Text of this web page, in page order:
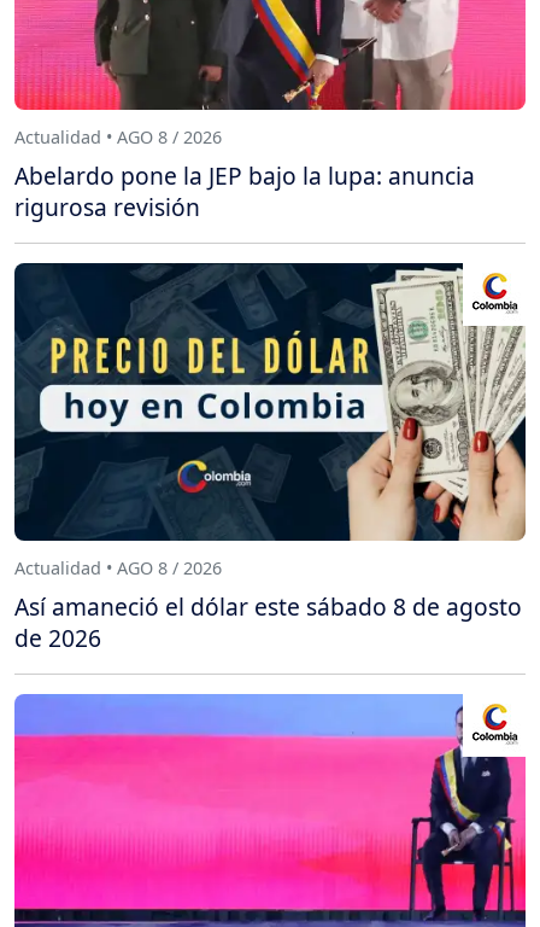
Actualidad • AGO 8 / 2026
Abelardo pone la JEP bajo la lupa: anuncia
rigurosa revisión
Actualidad • AGO 8 / 2026
Así amaneció el dólar este sábado 8 de agosto
de 2026